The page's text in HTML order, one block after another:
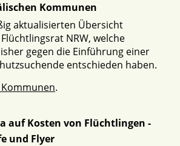
Kommunen
aktualisierten Übersicht
NRW, welche
gegen die Einführung einer
entschieden haben.
.
auf Kosten von Flüchtlingen -
und Flyer